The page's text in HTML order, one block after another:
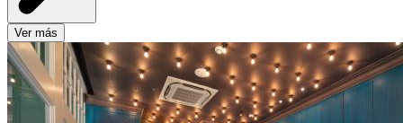
Ver más